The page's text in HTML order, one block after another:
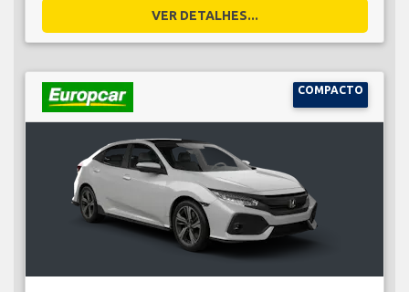
VER DETALHES...
COMPACTO